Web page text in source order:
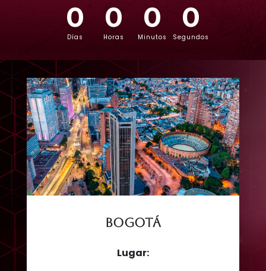
0
Días
0
Horas
0
Minutos
0
Segundos
Bogotá
Lugar: